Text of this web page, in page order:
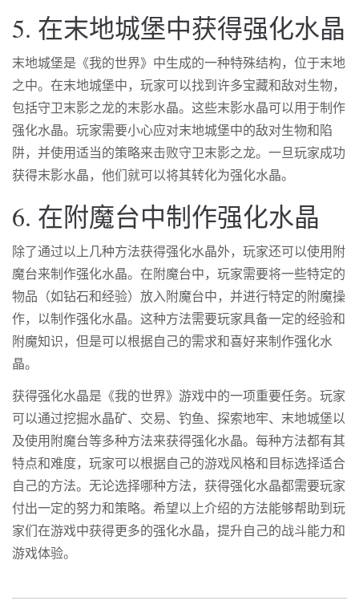
5. 在末地城堡中获得强化水晶
末地城堡是《我的世界》中生成的一种特殊结构，位于末地
之中。在末地城堡中，玩家可以找到许多宝藏和敌对生物，
包括守卫末影之龙的末影水晶。这些末影水晶可以用于制作
强化水晶。玩家需要小心应对末地城堡中的敌对生物和陷
阱，并使用适当的策略来击败守卫末影之龙。一旦玩家成功
获得末影水晶，他们就可以将其转化为强化水晶。
6. 在附魔台中制作强化水晶
除了通过以上几种方法获得强化水晶外，玩家还可以使用附
魔台来制作强化水晶。在附魔台中，玩家需要将一些特定的
物品（如钻石和经验）放入附魔台中，并进行特定的附魔操
作，以制作强化水晶。这种方法需要玩家具备一定的经验和
附魔知识，但是可以根据自己的需求和喜好来制作强化水
晶。
获得强化水晶是《我的世界》游戏中的一项重要任务。玩家
可以通过挖掘水晶矿、交易、钓鱼、探索地牢、末地城堡以
及使用附魔台等多种方法来获得强化水晶。每种方法都有其
特点和难度，玩家可以根据自己的游戏风格和目标选择适合
自己的方法。无论选择哪种方法，获得强化水晶都需要玩家
付出一定的努力和策略。希望以上介绍的方法能够帮助到玩
家们在游戏中获得更多的强化水晶，提升自己的战斗能力和
游戏体验。